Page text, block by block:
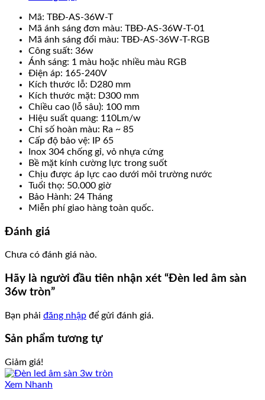
Mã: TBĐ-AS-36W-T
Mã ánh sáng đơn màu: TBĐ-AS-36W-T-01
Mã ánh sáng đổi màu: TBĐ-AS-36W-T-RGB
Công suất: 36w
Ánh sáng: 1 màu hoặc nhiều màu RGB
Điện áp: 165-240V
Kích thước lỗ: D280 mm
Kích thước mặt: D300 mm
Chiều cao (lỗ sâu): 100 mm
Hiệu suất quang: 110Lm/w
Chỉ số hoàn màu: Ra ~ 85
Cấp độ bảo vệ: IP 65
Inox 304 chống gỉ, vỏ nhựa cứng
Bề mặt kính cường lực trong suốt
Chịu được áp lực cao dưới môi trường nước
Tuổi thọ: 50.000 giờ
Bảo Hành: 24 Tháng
Miễn phí giao hàng toàn quốc.
Đánh giá
Chưa có đánh giá nào.
Hãy là người đầu tiên nhận xét “Đèn led âm sàn
36w tròn”
Bạn phải đăng nhập để gửi đánh giá.
Sản phẩm tương tự
Giảm giá!
Xem Nhanh